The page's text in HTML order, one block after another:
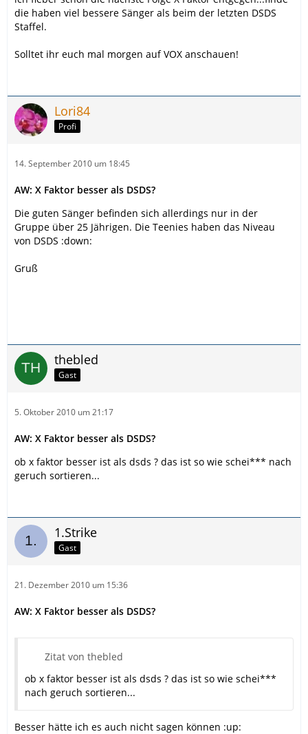
die haben viel bessere Sänger als beim der letzten DSDS
Staffel.
Solltet ihr euch mal morgen auf VOX anschauen!
Lori84
Profi
14. September 2010 um 18:45
AW: X Faktor besser als DSDS?
Die guten Sänger befinden sich allerdings nur in der
Gruppe über 25 Jährigen. Die Teenies haben das Niveau
von DSDS :down:
Gruß
thebled
Gast
5. Oktober 2010 um 21:17
AW: X Faktor besser als DSDS?
ob x faktor besser ist als dsds ? das ist so wie schei*** nach
geruch sortieren...
1.Strike
Gast
21. Dezember 2010 um 15:36
AW: X Faktor besser als DSDS?
Zitat von thebled
ob x faktor besser ist als dsds ? das ist so wie schei***
nach geruch sortieren...
Besser hätte ich es auch nicht sagen können :up: